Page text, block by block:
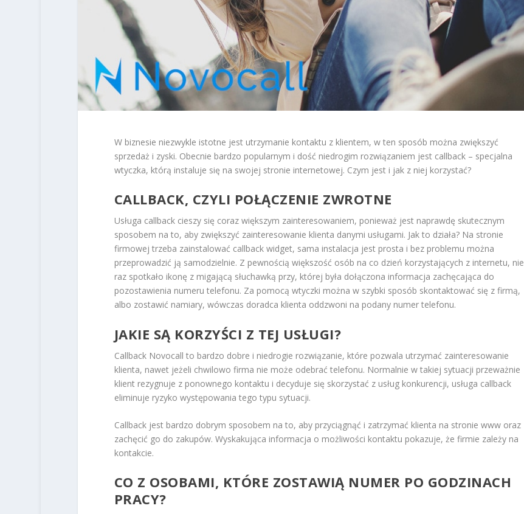
W biznesie niezwykle istotne jest utrzymanie kontaktu z klientem, w ten sposób można zwiększyć
sprzedaż i zyski. Obecnie bardzo popularnym i dość niedrogim rozwiązaniem jest callback – specjalna
wtyczka, którą instaluje się na swojej stronie internetowej. Czym jest i jak z niej korzystać?
CALLBACK, CZYLI POŁĄCZENIE ZWROTNE
Usługa callback cieszy się coraz większym zainteresowaniem, ponieważ jest naprawdę skutecznym
sposobem na to, aby zwiększyć zainteresowanie klienta danymi usługami. Jak to działa? Na stronie
firmowej trzeba zainstalować callback widget, sama instalacja jest prosta i bez problemu można
przeprowadzić ją samodzielnie. Z pewnością większość osób na co dzień korzystających z internetu, nie
raz spotkało ikonę z migającą słuchawką przy, której była dołączona informacja zachęcająca do
pozostawienia numeru telefonu. Za pomocą wtyczki można w szybki sposób skontaktować się z firmą,
albo zostawić namiary, wówczas doradca klienta oddzwoni na podany numer telefonu.
JAKIE SĄ KORZYŚCI Z TEJ USŁUGI?
Callback Novocall to bardzo dobre i niedrogie rozwiązanie, które pozwala utrzymać zainteresowanie
klienta, nawet jeżeli chwilowo firma nie może odebrać telefonu. Normalnie w takiej sytuacji przeważnie
klient rezygnuje z ponownego kontaktu i decyduje się skorzystać z usług konkurencji, usługa callback
eliminuje ryzyko występowania tego typu sytuacji.
Callback jest bardzo dobrym sposobem na to, aby przyciągnąć i zatrzymać klienta na stronie www oraz
zachęcić go do zakupów. Wyskakująca informacja o możliwości kontaktu pokazuje, że firmie zależy na
kontakcie.
CO Z OSOBAMI, KTÓRE ZOSTAWIĄ NUMER PO GODZINACH
PRACY?